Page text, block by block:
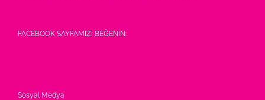
FACEBOOK SAYFAMIZI BEĞENİN:
Sosyal Medya